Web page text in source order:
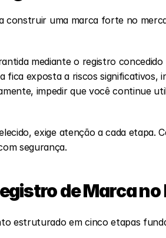
construir uma marca forte no
mediante o registro concedido
fica exposta a riscos significativos,
impedir que você continue
exige atenção a cada etapa.
segurança.
de Marca no
estruturado em cinco etapas